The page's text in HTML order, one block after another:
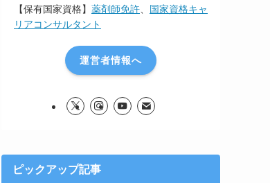
【保有国家資格】 薬剤師免許
国家資格キャ
リアコンサルタント
運営者情報へ
ピックアップ記事